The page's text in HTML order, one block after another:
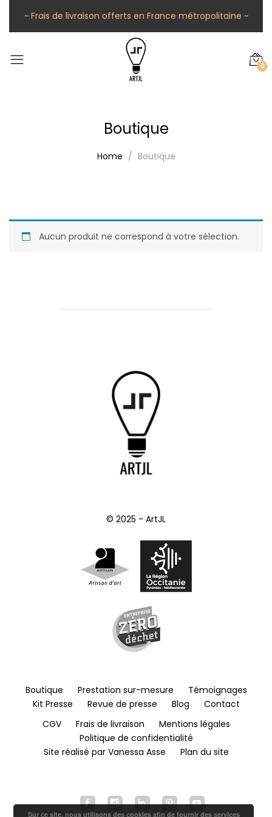
~ Frais de livraison offerts en France métropolitaine ~
0
Boutique
Home Boutique
Aucun produit ne correspond à votre sélection.
© 2025 - ArtJL
Boutique Prestation sur-mesure
Témoignages
Kit Presse
Revue de presse Blog
Contact
CGV
Frais de livraison
Mentions légales
Politique de confidentialité
Site réalisé par Vanessa Asse
Plan du site
Sur ce site, nous utilisons des cookies afin de fournir des services